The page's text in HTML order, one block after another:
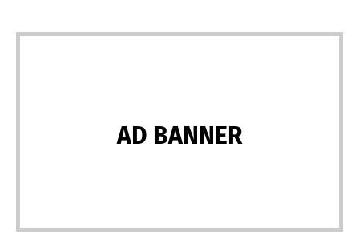
AD BANNER